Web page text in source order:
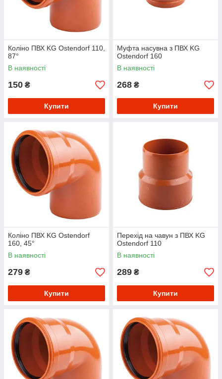
Коліно ПВХ KG Ostendorf 110,
87°
В наявності
150 ₴
Купити
Муфта насувна з ПВХ KG
Ostendorf 160
В наявності
268 ₴
Купити
Коліно ПВХ KG Ostendorf
160, 45°
В наявності
279 ₴
Купити
Перехід на чавун з ПВХ KG
Ostendorf 110
В наявності
289 ₴
Купити